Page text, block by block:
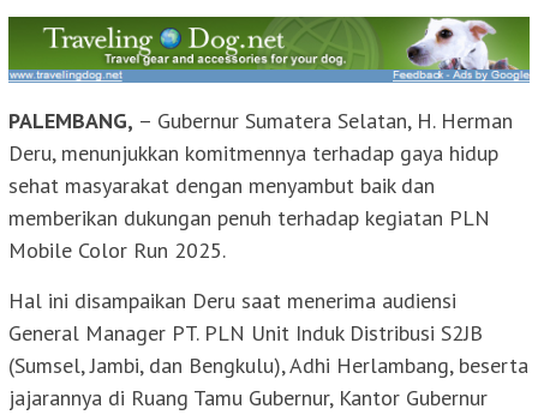
PALEMBANG, – Gubernur Sumatera Selatan, H. Herman
Deru, menunjukkan komitmennya terhadap gaya hidup
sehat masyarakat dengan menyambut baik dan
memberikan dukungan penuh terhadap kegiatan PLN
Mobile Color Run 2025.
Hal ini disampaikan Deru saat menerima audiensi
General Manager PT. PLN Unit Induk Distribusi S2JB
(Sumsel, Jambi, dan Bengkulu), Adhi Herlambang, beserta
jajarannya di Ruang Tamu Gubernur, Kantor Gubernur